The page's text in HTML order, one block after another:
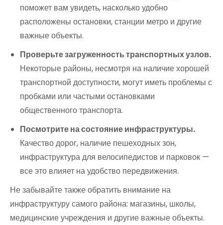
поможет вам увидеть, насколько удобно
расположены остановки, станции метро и другие
важные объекты.
Проверьте загруженность транспортных узлов.
Некоторые районы, несмотря на наличие хорошей
транспортной доступности, могут иметь проблемы с
пробками или частыми остановками
общественного транспорта.
Посмотрите на состояние инфраструктуры.
Качество дорог, наличие пешеходных зон,
инфраструктура для велосипедистов и парковок —
все это влияет на удобство передвижения.
Не забывайте также обратить внимание на
инфраструктуру самого района: магазины, школы,
медицинские учреждения и другие важные объекты.